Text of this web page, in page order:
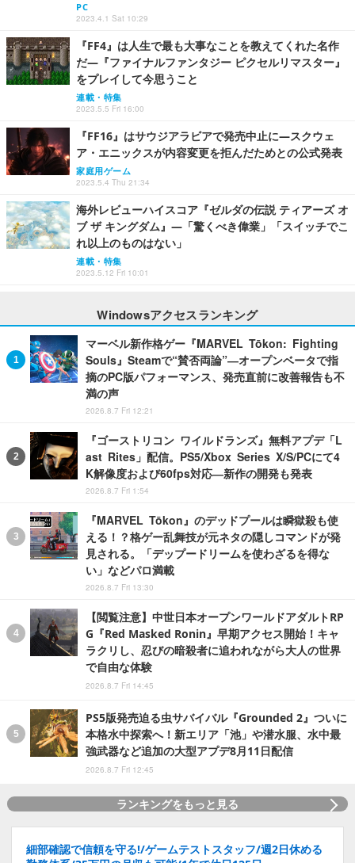
PC
2023.4.1 Sat 10:29
『FF4』は人生で最も大事なことを教えてくれた名作
だ―『ファイナルファンタジー ピクセルリマスター』
をプレイして今思うこと
連載・特集
2023.5.5 Fri 16:00
『FF16』はサウジアラビアで発売中止に―スクウェ
ア・エニックスが内容変更を拒んだためとの公式発表
家庭用ゲーム
2023.5.4 Thu 21:34
海外レビューハイスコア『ゼルダの伝説 ティアーズ オ
ブ ザ キングダム』―「驚くべき偉業」「スイッチでこ
れ以上のものはない」
連載・特集
2023.5.12 Fri 10:01
Windowsアクセスランキング
マーベル新作格ゲー『MARVEL Tōkon: Fighting
Souls』Steamで“賛否両論”―オープンベータで指
摘のPC版パフォーマンス、発売直前に改善報告も不
満の声
2026.8.7 Fri 12:21
『ゴーストリコン ワイルドランズ』無料アプデ「L
ast Rites」配信。PS5/Xbox Series X/S/PCにて4
K解像度および60fps対応―新作の開発も発表
2026.8.7 Fri 1:54
『MARVEL Tōkon』のデッドプールは瞬獄殺も使
える！？格ゲー乱舞技が元ネタの隠しコマンドが発
見される。「デップードリームを使わざるを得な
い」などパロ満載
2026.8.7 Fri 13:30
【閲覧注意】中世日本オープンワールドアダルトRP
G『Red Masked Ronin』早期アクセス開始！キャ
ラクリし、忍びの暗殺者に追われながら大人の世界
で自由な体験
2026.8.7 Fri 14:45
PS5版発売迫る虫サバイバル『Grounded 2』ついに
本格水中探索へ！新エリア「池」や潜水服、水中最
強武器など追加の大型アプデ8月11日配信
2026.8.7 Fri 12:45
ランキングをもっと見る
細部確認で信頼を守る!/ゲームテストスタッフ/週2日休める